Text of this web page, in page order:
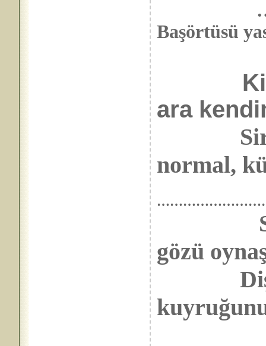
………….
Başörtüsü
ara
Sirke
normal,
gözü
Dişi